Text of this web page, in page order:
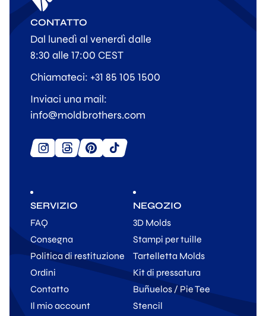
SERVIZIO
FAQ
Consegna
Politica di restituzione
Ordini
Contatto
Il mio account
NEGOZIO
3D Molds
Stampi per tuille
Tartelletta Molds
Kit di pressatura
Buñuelos / Pie Tee
Stencil
CONTATTO
Dal lunedì al venerdì dalle
8:30 alle 17:00 CEST
Chiamateci: +31 85 105 1500
Inviaci una mail:
info@moldbrothers.com